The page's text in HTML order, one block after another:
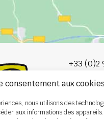
consentement aux cookies
nous utilisons des
aux informations des
+33 (0)2
Les